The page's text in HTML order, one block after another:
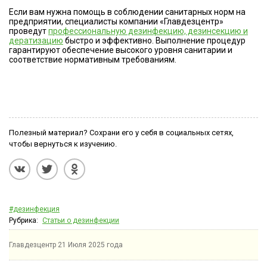
Если вам нужна помощь в соблюдении санитарных норм на
предприятии, специалисты компании «Главдезцентр»
проведутпрофессиональную дезинфекцию, дезинсекцию и
дератизацию быстро и эффективно. Выполнение процедур
гарантируют обеспечение высокого уровня санитарии и
соответствие нормативным требованиям.
Полезный материал? Сохрани его у себя в социальных сетях,
чтобы вернуться к изучению.
#дезинфекция
Рубрика: Статьи о дезинфекции
Главдезцентр 21 Июля 2025 года